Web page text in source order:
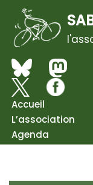
Aller
au
contenu
Accueil
L’association
Agenda